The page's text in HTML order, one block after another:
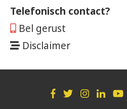
Telefonisch contact?
Bel gerust
Disclaimer